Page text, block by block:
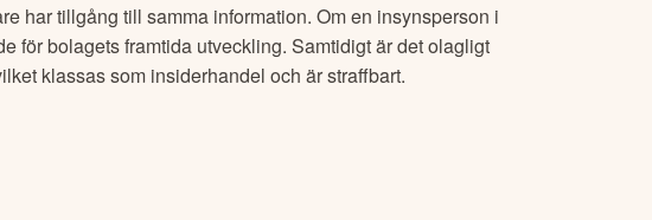
har tillgång till samma information. Om en insynsperson i
för bolagets framtida utveckling. Samtidigt är det olagligt
klassas som insiderhandel och är straffbart.